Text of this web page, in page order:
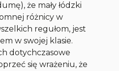
że mały łódzki
różnicy w
regułom, jest
w swojej klasie.
dotychczasowe
się wrażeniu, że